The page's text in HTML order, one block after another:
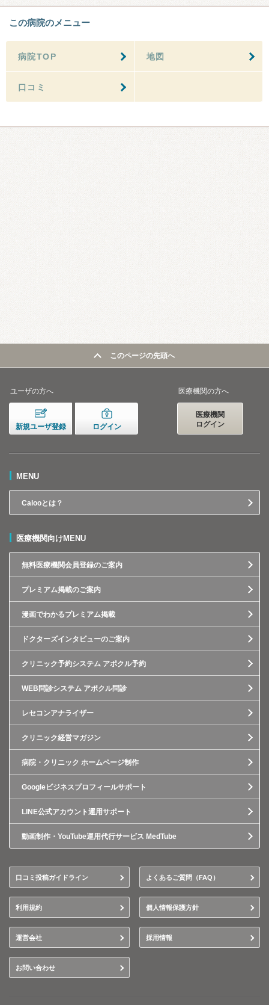
この病院のメニュー
病院TOP 地図
口コミ
このページの先頭へ
ユーザの方へ
新規ユーザ登録 ログイン
医療機関の方へ
医療機関
ログイン
MENU
Calooとは？
医療機関向けMENU
無料医療機関会員登録のご案内
プレミアム掲載のご案内
漫画でわかるプレミアム掲載
ドクターズインタビューのご案内
クリニック予約システム アポクル予約
WEB問診システム アポクル問診
レセコンアナライザー
クリニック経営マガジン
病院・クリニック ホームページ制作
Googleビジネスプロフィールサポート
LINE公式アカウント運用サポート
動画制作・YouTube運用代行サービス MedTube
口コミ投稿ガイドライン よくあるご質問（FAQ）
利用規約 個人情報保護方針
運営会社 採用情報
お問い合わせ